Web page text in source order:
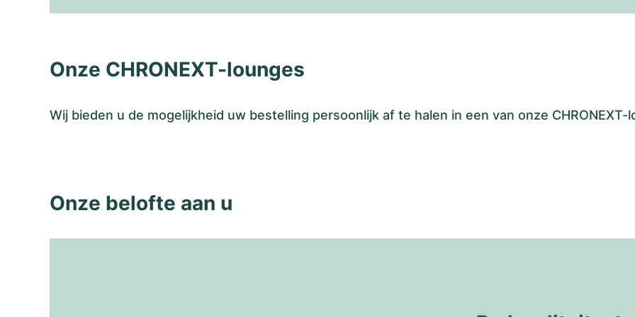
Onze CHRONEXT-lounges
Wij bieden u de mogelijkheid uw bestelling persoonlijk af te halen in een van onze CHRONEXT-
Onze belofte aan u